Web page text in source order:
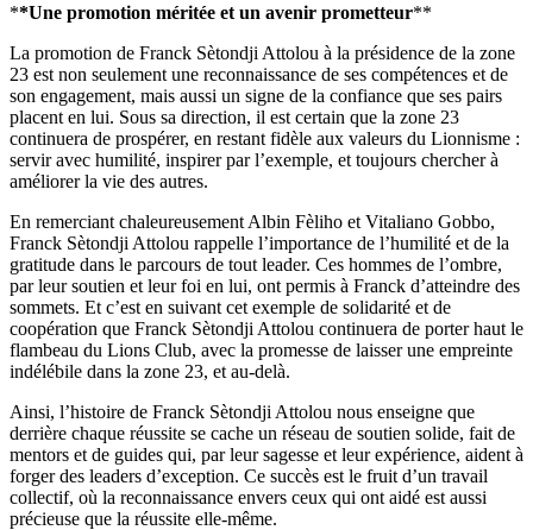
**Une promotion méritée et un avenir prometteur**
La promotion de Franck Sètondji Attolou à la présidence de la zone
23 est non seulement une reconnaissance de ses compétences et de
son engagement, mais aussi un signe de la confiance que ses pairs
placent en lui. Sous sa direction, il est certain que la zone 23
continuera de prospérer, en restant fidèle aux valeurs du Lionnisme :
servir avec humilité, inspirer par l’exemple, et toujours chercher à
améliorer la vie des autres.
En remerciant chaleureusement Albin Fèliho et Vitaliano Gobbo,
Franck Sètondji Attolou rappelle l’importance de l’humilité et de la
gratitude dans le parcours de tout leader. Ces hommes de l’ombre,
par leur soutien et leur foi en lui, ont permis à Franck d’atteindre des
sommets. Et c’est en suivant cet exemple de solidarité et de
coopération que Franck Sètondji Attolou continuera de porter haut le
flambeau du Lions Club, avec la promesse de laisser une empreinte
indélébile dans la zone 23, et au-delà.
Ainsi, l’histoire de Franck Sètondji Attolou nous enseigne que
derrière chaque réussite se cache un réseau de soutien solide, fait de
mentors et de guides qui, par leur sagesse et leur expérience, aident à
forger des leaders d’exception. Ce succès est le fruit d’un travail
collectif, où la reconnaissance envers ceux qui ont aidé est aussi
précieuse que la réussite elle-même.